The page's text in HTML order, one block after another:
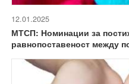
12.01.2025
МТСП: Номинации за
равнопоставеност между